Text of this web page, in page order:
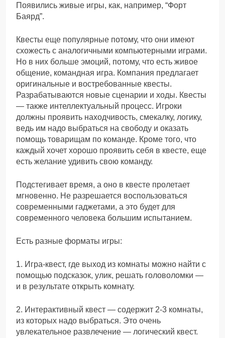
Появились живые игры, как, например, “Форт
Баярд”.
Квесты еще популярные потому, что они имеют
схожесть с аналогичными компьютерными играми.
Но в них больше эмоций, потому, что есть живое
общение, командная игра. Компания предлагает
оригинальные и востребованные квесты.
Разрабатываются новые сценарии и ходы. Квесты
— также интеллектуальный процесс. Игроки
должны проявить находчивость, смекалку, логику,
ведь им надо выбраться на свободу и оказать
помощь товарищам по команде. Кроме того, что
каждый хочет хорошо проявить себя в квесте, еще
есть желание удивить свою команду.
Подстегивает время, а оно в квесте пролетает
мгновенно. Не разрешается воспользоваться
современными гаджетами, а это будет для
современного человека большим испытанием.
Есть разные форматы игры:
1. Игра-квест, где выход из комнаты можно найти с
помощью подсказок, улик, решать головоломки —
и в результате открыть комнату.
2. Интерактивный квест — содержит 2-3 комнаты,
из которых надо выбраться. Это очень
увлекательное развлечение — логический квест.